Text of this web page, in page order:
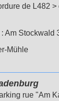
de L482
Am Stockwald
Mühle
rue "Am